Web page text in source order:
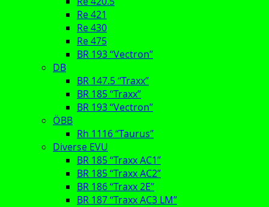
Re 421
Re 430
Re 475
BR 193 “Vectron”
DB
BR 147.5 “Traxx”
BR 185 “Traxx”
BR 193 “Vectron”
ÖBB
Rh 1116 “Taurus”
Diverse EVU
BR 185 “Traxx AC1”
BR 185 “Traxx AC2”
BR 186 “Traxx 2E”
BR 187 “Traxx AC3 LM”